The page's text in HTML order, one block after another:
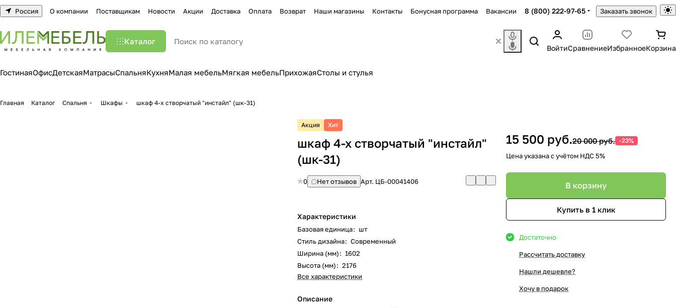
Россия О компании Поставщикам Новости Акции Доставка Оплата Возврат Наши магазины Контакты Бонусная программа Вакансии 8 (800) 222-97-65 Заказать звонок
Каталог
ВойтиСравнениеИзбранноеКорзина
ГостинаяОфисДетскаяМатрасыСпальняКухняМалая мебельМягкая мебельПрихожаяСтолы и стулья
Главная Каталог Спальня Шкафы шкаф 4-х створчатый "инстайл" (шк-31)
Акция Хит
шкаф 4-х створчатый "инстайл"
(шк-31)
0 Нет отзывов Арт. ЦБ-00041406
Характеристики
Базовая единица: шт
Стиль дизайна: Современный
Ширина (мм): 1602
Высота (мм): 2176
Все характеристики
Описание
15 500 руб.20 000 руб. -23%
Цена указана с учётом НДС 5%
В корзину
Купить в 1 клик
Достаточно
Рассчитать доставку
Нашли дешевле?
Хочу в подарок